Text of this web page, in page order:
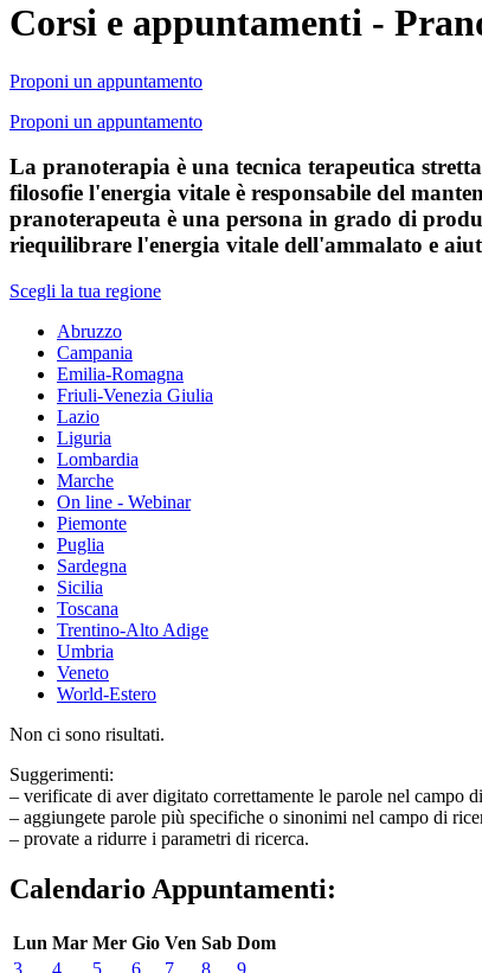
Corsi e appuntamenti -
Proponi un appuntamento
Proponi un appuntamento
La pranoterapia è una tecnica terapeutica
filosofie l'energia vitale è responsabile del
pranoterapeuta è una persona in grado di
riequilibrare l'energia vitale dell'ammalato e
Scegli la tua regione
Abruzzo
Campania
Emilia-Romagna
Friuli-Venezia Giulia
Lazio
Liguria
Lombardia
Marche
On line - Webinar
Piemonte
Puglia
Sardegna
Sicilia
Toscana
Trentino-Alto Adige
Umbria
Veneto
World-Estero
Non ci sono risultati.
Suggerimenti:
– verificate di aver digitato correttamente le parole nel campo
– aggiungete parole più specifiche o sinonimi nel campo di
– provate a ridurre i parametri di ricerca.
Calendario Appuntamenti:
Lun Mar Mer Gio Ven Sab Dom
3
4 5 6 7 8 9